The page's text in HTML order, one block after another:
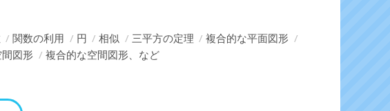
関数の利用 円 相似 三平方の定理
複合的な平面図形
間図形 複合的な空間図形、など